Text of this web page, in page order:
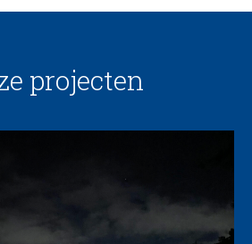
projecten